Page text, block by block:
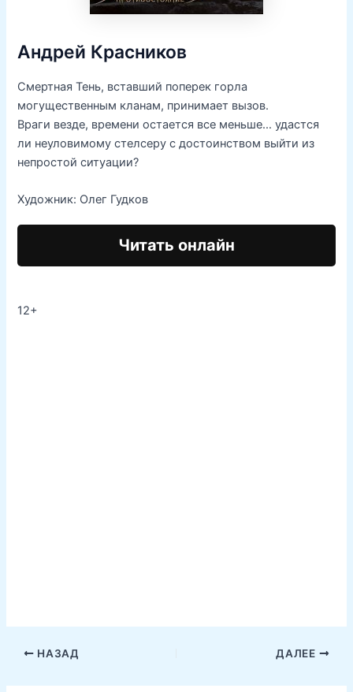
Андрей Красников
Смертная Тень, вставший поперек горла
могущественным кланам, принимает вызов.
Враги везде, времени остается все меньше… удастся
ли неуловимому стелсеру с достоинством выйти из
непростой ситуации?
Художник: Олег Гудков
Читать онлайн
12+
НАЗАД ДАЛЕЕ